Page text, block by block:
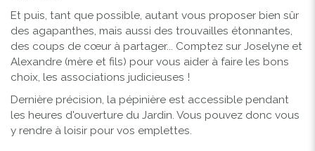
Et puis, tant que possible, autant vous proposer bien sûr
des agapanthes, mais aussi des trouvailles étonnantes,
des coups de cœur à partager... Comptez sur Joselyne et
Alexandre (mère et fils) pour vous aider à faire les bons
choix, les associations judicieuses !
Dernière précision, la pépinière est accessible pendant
les heures d'ouverture du Jardin. Vous pouvez donc vous
y rendre à loisir pour vos emplettes.